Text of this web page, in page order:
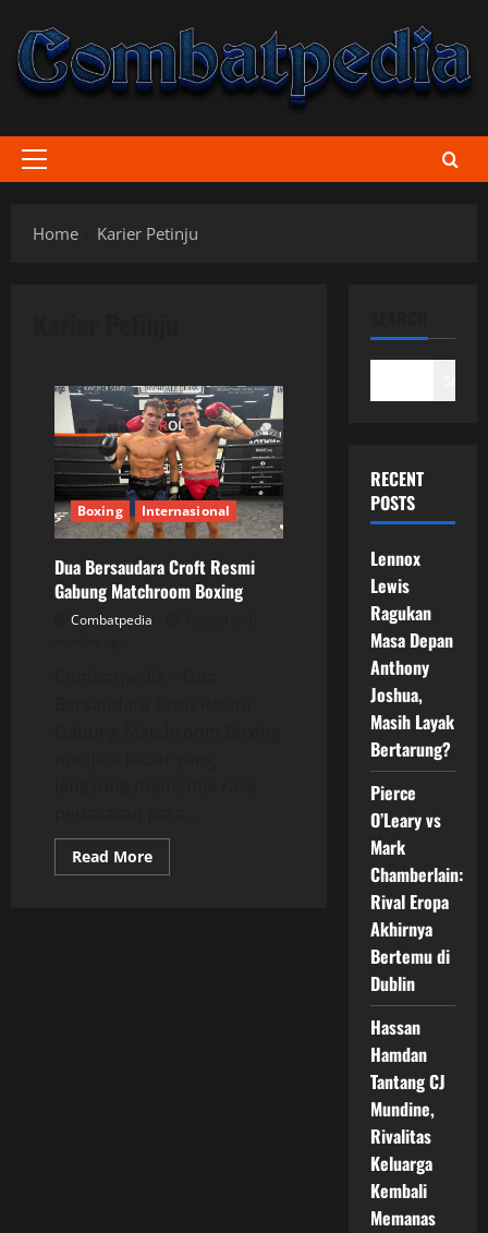
content
Primary
Home
Karier Petinju
Boxing Internasional
Dua Bersaudara Croft Resmi
Gabung Matchroom Boxing
Combatpedia
Read MoreRead
more
RECENT
POSTS
Lennox
Lewis
Ragukan
Masa Depan
Anthony
Joshua,
Masih Layak
Bertarung?
Pierce
O’Leary vs
Mark
Chamberlain:
Rival Eropa
Akhirnya
Bertemu di
Dublin
Hassan
Hamdan
Tantang CJ
Mundine,
Rivalitas
Keluarga
Kembali
Memanas